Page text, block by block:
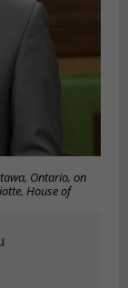
Ontario, on
House of